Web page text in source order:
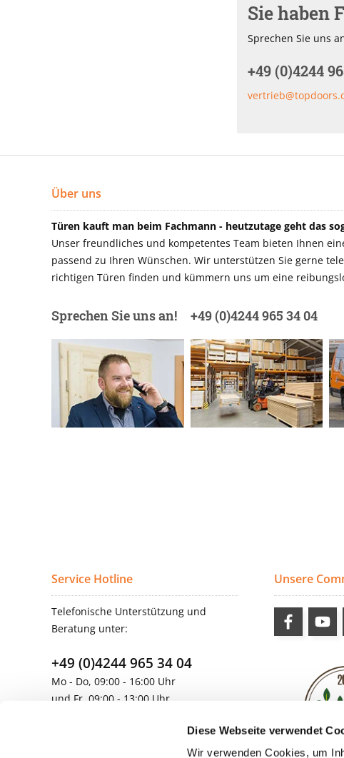
Diese Webseite verwendet
Wir verwenden Cookies, um
Sie haben
Sprechen Sie uns
+49 (0)4244
Über uns
Türen kauft man beim Fachmann - heutzutage geht das
Unser freundliches und kompetentes Team bieten Ihnen
passend zu Ihren Wünschen. Wir unterstützen Sie gerne
richtigen Türen finden und kümmern uns um eine
Sprechen Sie uns an! +49 (0)4244 965 34 04
Service Hotline
Telefonische Unterstützung und
Beratung unter:
+49 (0)4244 965 34 04
Mo - Do, 09:00 - 16:00 Uhr
und Fr, 09:00 - 13:00 Uhr
Unsere